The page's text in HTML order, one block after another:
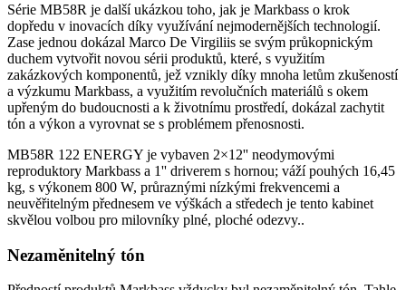
Série MB58R je další ukázkou toho, jak je Markbass o krok
dopředu v inovacích díky využívání nejmodernějších technologií.
Zase jednou dokázal Marco De Virgiliis se svým průkopnickým
duchem vytvořit novou sérii produktů, které, s využitím
zakázkových komponentů, jež vznikly díky mnoha letům zkušeností
a výzkumu Markbass, a využitím revolučních materiálů s okem
upřeným do budoucnosti a k životnímu prostředí, dokázal zachytit
tón a výkon a vyrovnat se s problémem přenosnosti.
MB58R 122 ENERGY je vybaven 2×12'' neodymovými
reproduktory Markbass a 1'' driverem s hornou; váží pouhých 16,45
kg, s výkonem 800 W, průraznými nízkými frekvencemi a
neuvěřitelným přednesem ve výškách a středech je tento kabinet
skvělou volbou pro milovníky plné, ploché odezvy..
Nezaměnitelný tón